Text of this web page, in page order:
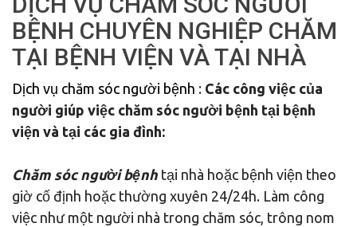
BỆNH CHUYÊN NGHIỆP CHĂM
TẠI BỆNH VIỆN VÀ TẠI NHÀ
Dịch vụ chăm sóc người bệnh : Các công việc của
người giúp việc chăm sóc người bệnh tại bệnh
viện và tại các gia đình:
Chăm sóc người bệnh tại nhà hoặc bệnh viện theo
giờ cố định hoặc thường xuyên 24/24h. Làm công
việc như một người nhà trong chăm sóc, trông nom